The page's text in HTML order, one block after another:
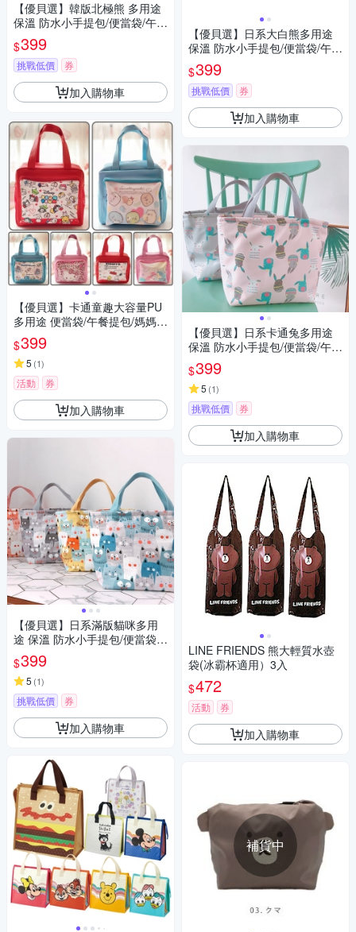
【優貝選】韓版北極熊 多用途
保溫 防水小手提包/便當袋/午餐
提包(3色)
$399
挑戰低價 券
加入購物車
【優貝選】卡通童趣大容量PU
多用途 便當袋/午餐提包/媽媽提
包
$399
5 (1)
活動 券
加入購物車
【優貝選】日系滿版貓咪多用
途 保溫 防水小手提包/便當袋/
午餐提包(4色)
$399
5 (1)
挑戰低價 券
加入購物車
【優貝選】日系大白熊多用途
保溫 防水小手提包/便當袋/午餐
提包(2色)
$399
挑戰低價 券
加入購物車
【優貝選】日系卡通兔多用途
保溫 防水小手提包/便當袋/午餐
提包(4色)
$399
5 (1)
挑戰低價 券
加入購物車
LINE FRIENDS 熊大輕質水壺
袋(冰霸杯適用）3入
$472
活動 券
加入購物車
補貨中